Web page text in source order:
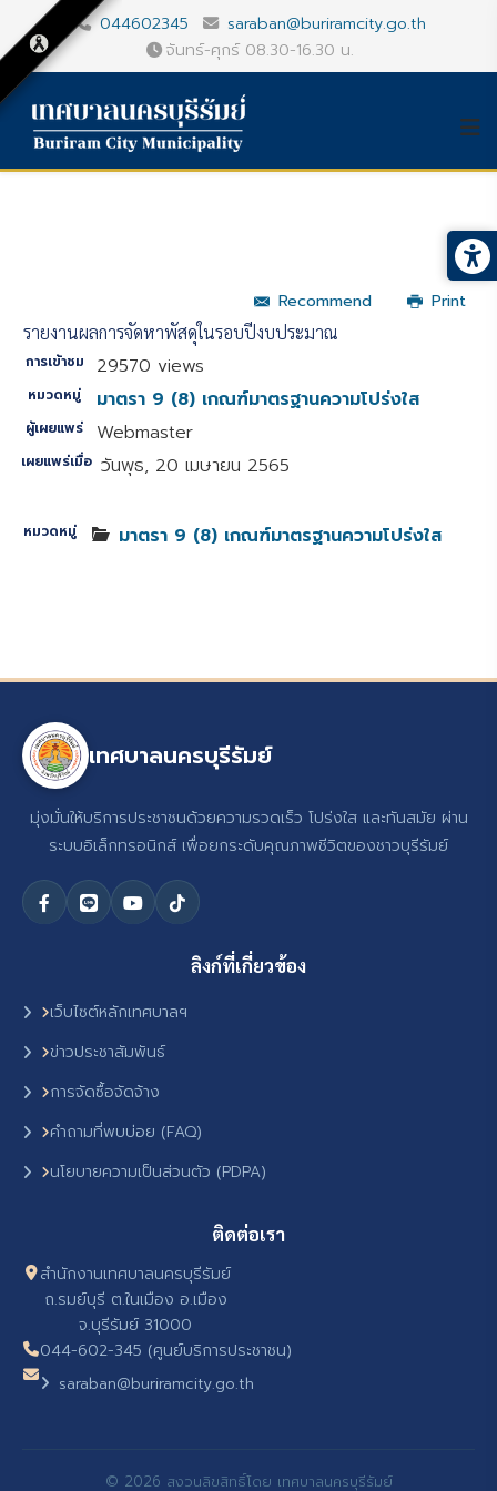
044602345
saraban@buriramcity.go.th
จันทร์-ศุกร์ 08.30-16.30 น.
Recommend
Print
รายงานผลการจัดหาพัสดุในรอบปีงบประมาณ
การเข้าชม 29570 views
หมวดหมู่ มาตรา 9 (8) เกณฑ์มาตรฐานความโปร่งใส
ผู้เผยแพร่ Webmaster
เผยแพร่เมื่อ วันพุธ, 20 เมษายน 2565
หมวดหมู่ มาตรา 9 (8) เกณฑ์มาตรฐานความโปร่งใส
เทศบาลนครบุรีรัมย์
มุ่งมั่นให้บริการประชาชนด้วยความรวดเร็ว โปร่งใส และทันสมัย ผ่าน
ระบบอิเล็กทรอนิกส์ เพื่อยกระดับคุณภาพชีวิตของชาวบุรีรัมย์
ลิงก์ที่เกี่ยวข้อง
เว็บไซต์หลักเทศบาลฯ
ข่าวประชาสัมพันธ์
การจัดซื้อจัดจ้าง
คำถามที่พบบ่อย (FAQ)
นโยบายความเป็นส่วนตัว (PDPA)
ติดต่อเรา
สำนักงานเทศบาลนครบุรีรัมย์
ถ.รมย์บุรี ต.ในเมือง อ.เมือง
จ.บุรีรัมย์ 31000
044-602-345 (ศูนย์บริการประชาชน)
saraban@buriramcity.go.th
© 2026 สงวนลิขสิทธิ์โดย เทศบาลนครบุรีรัมย์